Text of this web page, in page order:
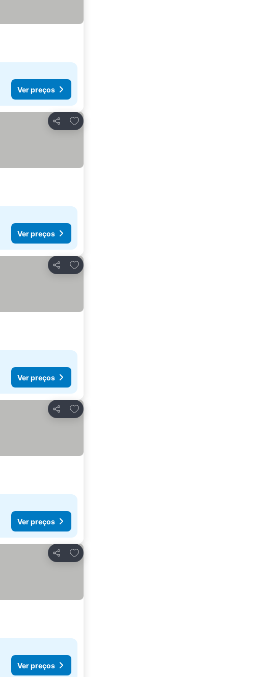
Ver preços
Partilhar
Adicionar aos favoritos
Ver preços
Partilhar
Adicionar aos favoritos
Ver preços
Partilhar
Adicionar aos favoritos
Ver preços
Partilhar
Adicionar aos favoritos
Ver preços